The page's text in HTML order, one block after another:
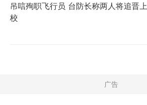
吊唁殉职飞行员 台防长称两人将追晋上
校